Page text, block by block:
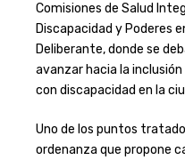
Comisiones de Salud
Discapacidad y Poderes
Deliberante, donde se
avanzar hacia la
con discapacidad en la
Uno de los puntos
ordenanza que propone